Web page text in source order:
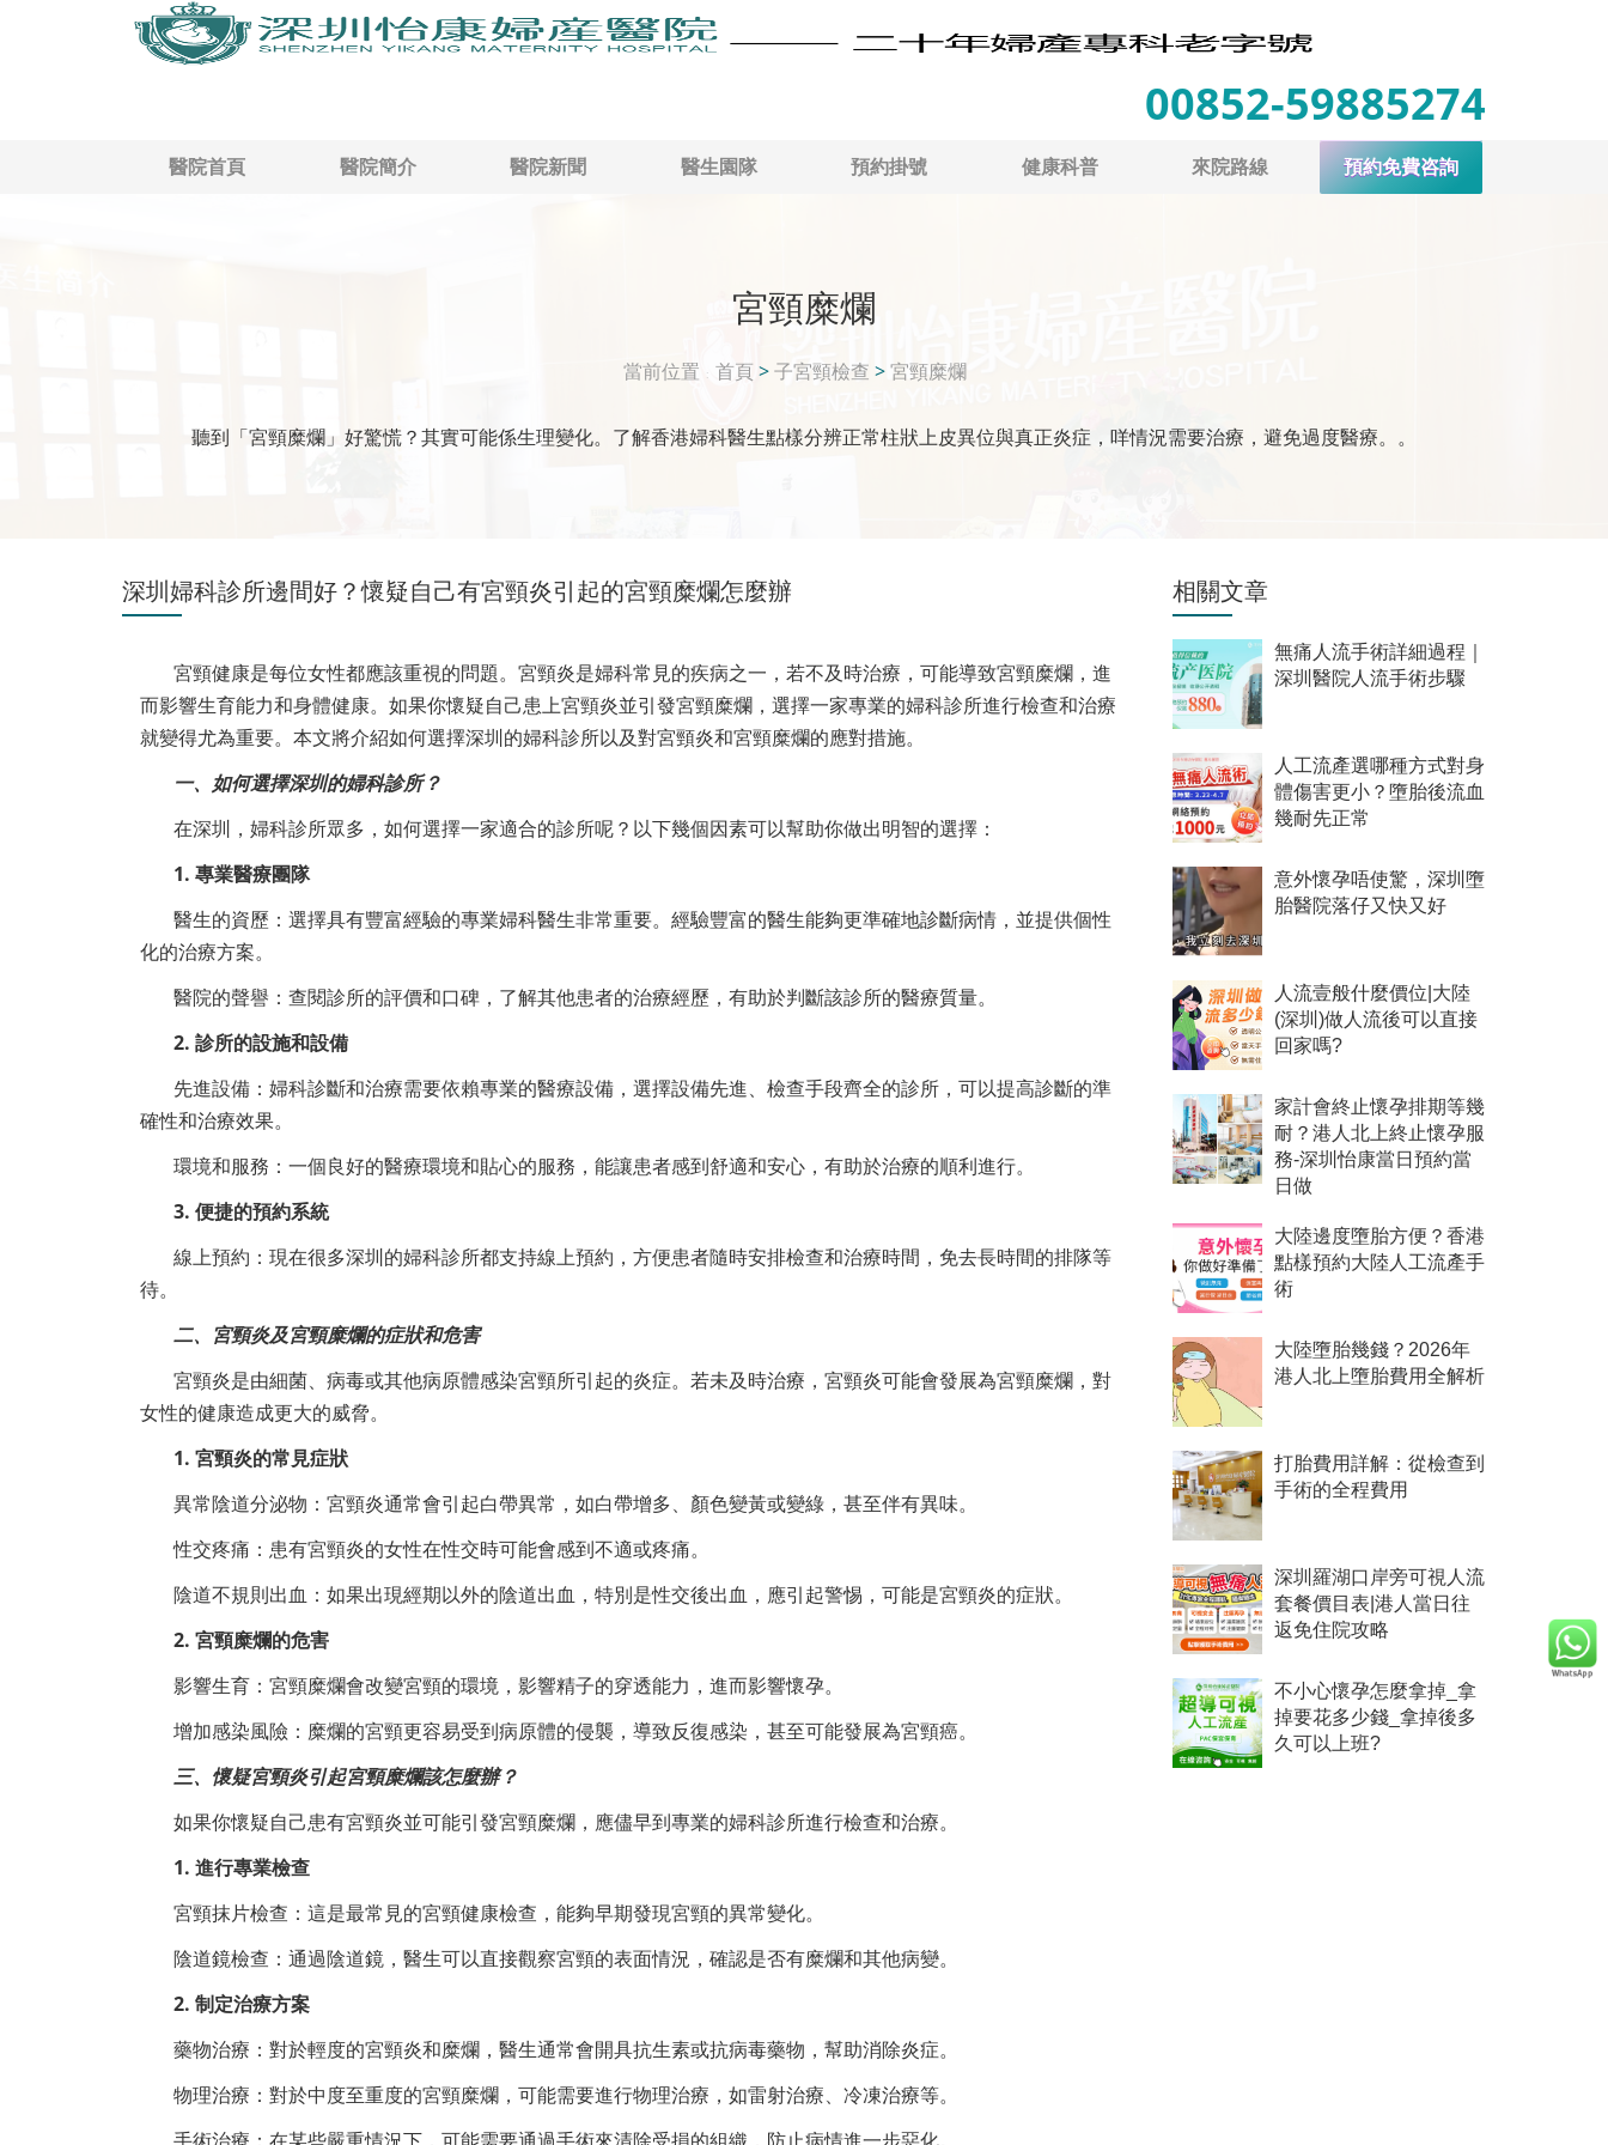
00852-59885274
醫院首頁 醫院簡介 醫院新聞 醫生園隊 預約掛號 健康科普 來院路線 預約免費咨詢
宮頸糜爛
當前位置 首頁>子宮頸檢查 >宮頸糜爛
聽到「宮頸糜爛」好驚慌？其實可能係生理變化。了解香港婦科醫生點樣分辨正常柱狀上皮異位與真正炎症，咩情況需要治療，避免過度醫療。。
深圳婦科診所邊間好？懷疑自己有宮頸炎引起的宮頸糜爛怎麼辦
宮頸健康是每位女性都應該重視的問題。宮頸炎是婦科常見的疾病之一，若不及時治療，可能導致宮頸糜爛，進
而影響生育能力和身體健康。如果你懷疑自己患上宮頸炎並引發宮頸糜爛，選擇一家專業的婦科診所進行檢查和治療
就變得尤為重要。本文將介紹如何選擇深圳的婦科診所以及對宮頸炎和宮頸糜爛的應對措施。
一、如何選擇深圳的婦科診所？
在深圳，婦科診所眾多，如何選擇一家適合的診所呢？以下幾個因素可以幫助你做出明智的選擇：
1. 專業醫療團隊
醫生的資歷：選擇具有豐富經驗的專業婦科醫生非常重要。經驗豐富的醫生能夠更準確地診斷病情，並提供個性
化的治療方案。
醫院的聲譽：查閱診所的評價和口碑，了解其他患者的治療經歷，有助於判斷該診所的醫療質量。
2. 診所的設施和設備
先進設備：婦科診斷和治療需要依賴專業的醫療設備，選擇設備先進、檢查手段齊全的診所，可以提高診斷的準
確性和治療效果。
環境和服務：一個良好的醫療環境和貼心的服務，能讓患者感到舒適和安心，有助於治療的順利進行。
3. 便捷的預約系統
線上預約：現在很多深圳的婦科診所都支持線上預約，方便患者隨時安排檢查和治療時間，免去長時間的排隊等
待。
二、宮頸炎及宮頸糜爛的症狀和危害
宮頸炎是由細菌、病毒或其他病原體感染宮頸所引起的炎症。若未及時治療，宮頸炎可能會發展為宮頸糜爛，對
女性的健康造成更大的威脅。
1. 宮頸炎的常見症狀
異常陰道分泌物：宮頸炎通常會引起白帶異常，如白帶增多、顏色變黃或變綠，甚至伴有異味。
性交疼痛：患有宮頸炎的女性在性交時可能會感到不適或疼痛。
陰道不規則出血：如果出現經期以外的陰道出血，特別是性交後出血，應引起警惕，可能是宮頸炎的症狀。
2. 宮頸糜爛的危害
影響生育：宮頸糜爛會改變宮頸的環境，影響精子的穿透能力，進而影響懷孕。
增加感染風險：糜爛的宮頸更容易受到病原體的侵襲，導致反復感染，甚至可能發展為宮頸癌。
三、懷疑宮頸炎引起宮頸糜爛該怎麼辦？
如果你懷疑自己患有宮頸炎並可能引發宮頸糜爛，應儘早到專業的婦科診所進行檢查和治療。
1. 進行專業檢查
宮頸抹片檢查：這是最常見的宮頸健康檢查，能夠早期發現宮頸的異常變化。
陰道鏡檢查：通過陰道鏡，醫生可以直接觀察宮頸的表面情況，確認是否有糜爛和其他病變。
2. 制定治療方案
藥物治療：對於輕度的宮頸炎和糜爛，醫生通常會開具抗生素或抗病毒藥物，幫助消除炎症。
物理治療：對於中度至重度的宮頸糜爛，可能需要進行物理治療，如雷射治療、冷凍治療等。
相關文章
無痛人流手術詳細過程｜
深圳醫院人流手術步驟
人工流產選哪種方式對身
體傷害更小？墮胎後流血
幾耐先正常
意外懷孕唔使驚，深圳墮
胎醫院落仔又快又好
人流壹般什麼價位|大陸
(深圳)做人流後可以直接
回家嗎?
家計會終止懷孕排期等幾
耐？港人北上終止懷孕服
務-深圳怡康當日預約當
日做
大陸邊度墮胎方便？香港
點樣預約大陸人工流產手
術
大陸墮胎幾錢？2026年
港人北上墮胎費用全解析
打胎費用詳解：從檢查到
手術的全程費用
深圳羅湖口岸旁可視人流
套餐價目表|港人當日往
返免住院攻略
不小心懷孕怎麼拿掉_拿
掉要花多少錢_拿掉後多
久可以上班?